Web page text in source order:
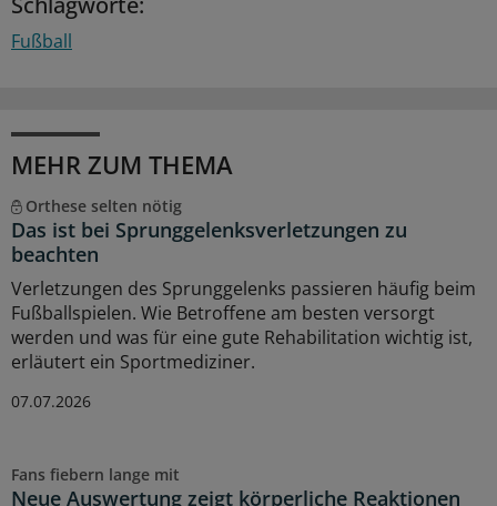
Fußball
MEHR ZUM THEMA
Orthese selten nötig
Das ist bei Sprunggelenksverletzungen zu
beachten
Verletzungen des Sprunggelenks passieren häufig beim
Fußballspielen. Wie Betroffene am besten versorgt
werden und was für eine gute Rehabilitation wichtig ist,
erläutert ein Sportmediziner.
07.07.2026
Fans fiebern lange mit
Neue Auswertung zeigt körperliche Reaktionen